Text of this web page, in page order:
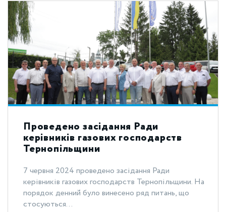
Проведено засідання Ради
керівників газових господарств
Тернопільщини
7 червня 2024 проведено засідання Ради
керівників газових господарств Тернопільщини. На
порядок денний було винесено ряд питань, що
стосуються...